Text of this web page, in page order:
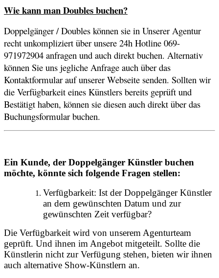
Wie kann man Doubles buchen?
Doppelgänger / Doubles können sie in Unserer Agentur
recht unkompliziert über unsere 24h Hotline 069-
971972904 anfragen und auch direkt buchen. Alternativ
können Sie uns jegliche Anfrage auch über das
Kontaktformular auf unserer Webseite senden. Sollten wir
die Verfügbarkeit eines Künstlers bereits geprüft und
Bestätigt haben, können sie diesen auch direkt über das
Buchungsformular buchen.
Ein Kunde, der Doppelgänger Künstler buchen
möchte, könnte sich folgende Fragen stellen:
Verfügbarkeit: Ist der Doppelgänger Künstler
an dem gewünschten Datum und zur
gewünschten Zeit verfügbar?
Die Verfügbarkeit wird von unserem Agenturteam
geprüft. Und ihnen im Angebot mitgeteilt. Sollte die
Künstlerin nicht zur Verfügung stehen, bieten wir ihnen
auch alternative Show-Künstlern an.